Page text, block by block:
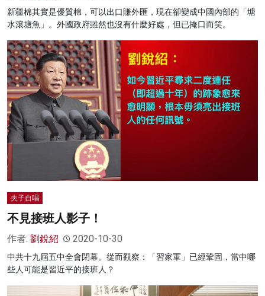
新疆棉其實是優質棉，可以出口賺外匯，現在卻變成中國內部的「塘
水滾塘魚」。外國政府雖然也沒有什麼好處，但已掩口而笑。
夫子自唱
不見接班人影子！
作者: 劉銳紹 2020-10-30
中共十九屆五中全會閉幕。從而觀察：「習家軍」已經鞏固，當中哪
些人可能是習近平的接班人？